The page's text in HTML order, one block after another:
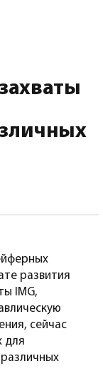
развития
IMG,
сейчас
для